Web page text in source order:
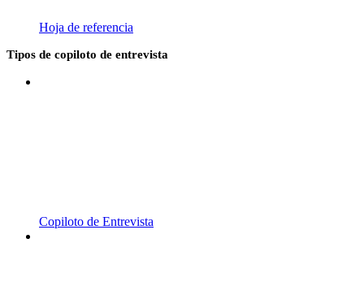
Hoja de referencia
Tipos de copiloto de entrevista
Copiloto de Entrevista